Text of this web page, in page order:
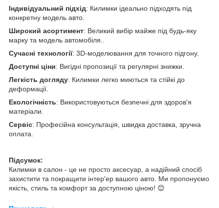
Індивідуальний підхід: Килимки ідеально підходять під
конкретну модель авто.
Широкий асортимент: Великий вибір майже під будь-яку
марку та модель автомобіля..
Сучасні технології: 3D-моделювання для точного підгону.
Доступні ціни: Вигідні пропозиції та регулярні знижки.
Легкість догляду: Килимки легко миються та стійкі до
деформації.
Екологічність: Використовуються безпечні для здоров'я
матеріали.
Сервіс: Професійна консультація, швидка доставка, зручна
оплата.
Підсумок:
Килимки в салон - це не просто аксесуар, а надійний спосіб
захистити та покращити інтер'ер вашого авто. Ми пропонуємо
якість, стиль та комфорт за доступною ціною! 😊